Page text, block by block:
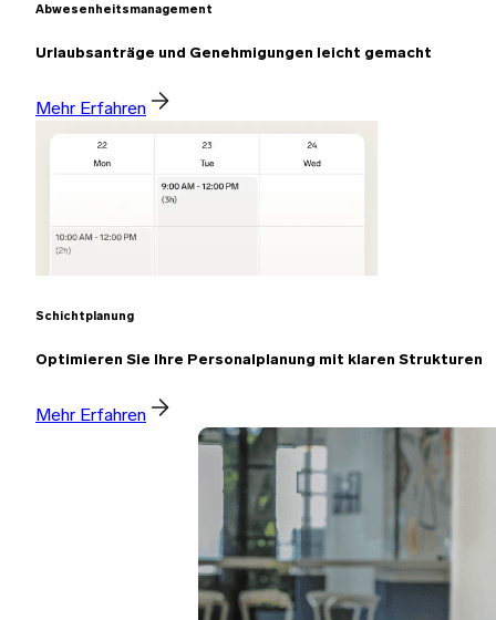
Abwesenheitsmanagement
Urlaubsanträge und Genehmigungen leicht gemacht
Mehr Erfahren
Schichtplanung
Optimieren Sie Ihre Personalplanung mit klaren Strukturen
Mehr Erfahren